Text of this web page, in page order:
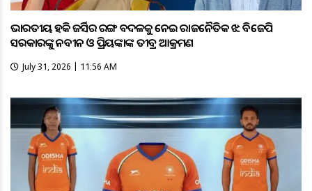
ଭାରତୀୟ ହକି ଜର୍ସିର ରଙ୍ଗ ବଦଳକୁ ନେଇ ରାଜନୈତିକ ଝଡ଼: ବିଜେପି
ସରକାରଙ୍କୁ ନବୀନ ଓ ପ୍ରିୟଙ୍କାଙ୍କ ତୀବ୍ର ଆକ୍ରମଣ
July 31, 2026 | 11:56 AM